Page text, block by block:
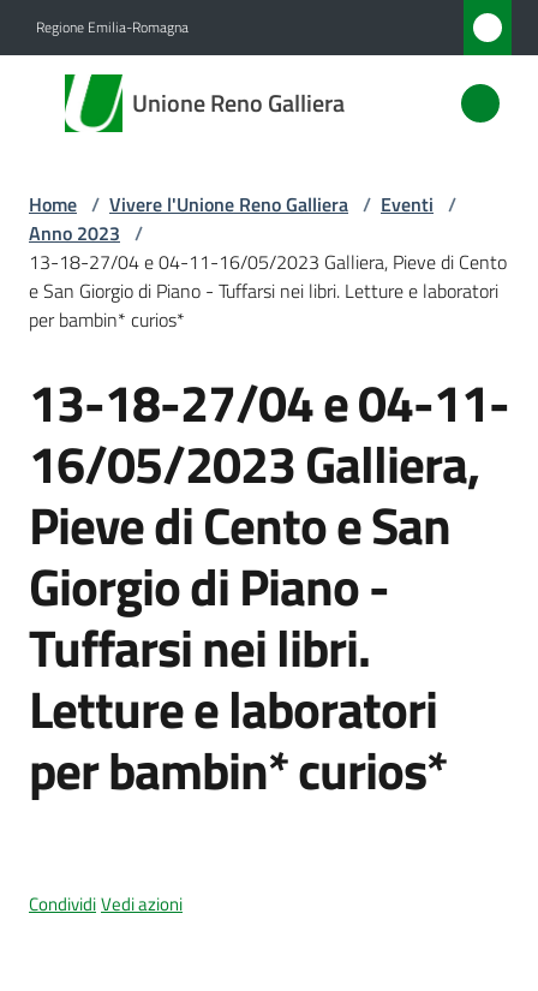
Regione Emilia-Romagna
Unione Reno Galliera
Unione
Reno
Amministrazione
Novità
Servizi
Vivere
l'Unione
Menu selezionato
Amministrazione
trasparente
Tutti
gli
argomenti...
Seguici
su
Home / Vivere l'Unione Reno Galliera / Eventi /
Anno 2023 /
13-18-27/04 e 04-11-16/05/2023 Galliera, Pieve di Cento
e San Giorgio di Piano - Tuffarsi nei libri. Letture e laboratori
per bambin* curios*
Salta al contenuto
13-18-27/04 e 04-11-
16/05/2023 Galliera,
Pieve di Cento e San
Giorgio di Piano -
Tuffarsi nei libri.
Letture e laboratori
per bambin* curios*
CondividiVedi azioni